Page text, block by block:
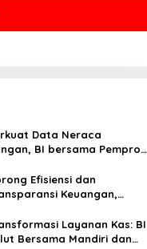
Data Neraca
BI bersama Pemprov
Kendalikan Inflasi
Efisiensi dan
Keuangan,
Transaksi
BI Sulut
Layanan Kas: BI
Bersama Mandiri dan